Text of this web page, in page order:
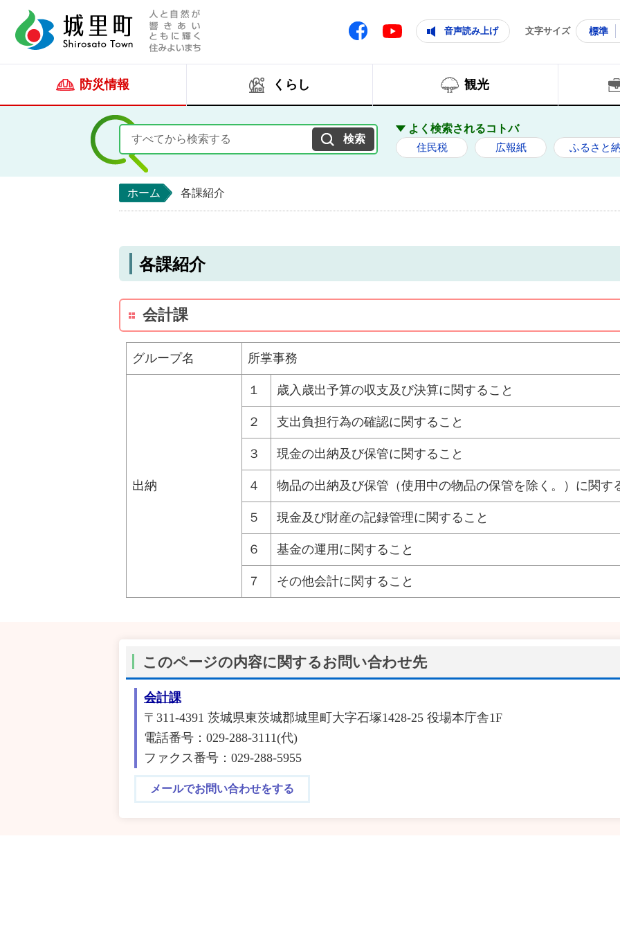
Facebook Youtube 音声読み上げ 文字サイズ 標準
防災情報 くらし 観光
よく検索されるコトバ
住民税 広報紙 ふるさと
ホーム 各課紹介
各課紹介
会計課
グループ名 所掌事務
出納
１ 歳入歳出予算の収支及び決算に関すること
２ 支出負担行為の確認に関すること
３ 現金の出納及び保管に関すること
４ 物品の出納及び保管（使用中の物品の保管を除く。）に関す
５ 現金及び財産の記録管理に関すること
６ 基金の運用に関すること
７ その他会計に関すること
このページの内容に関するお問い合わせ先
会計課
〒311-4391 茨城県東茨城郡城里町大字石塚1428-25 役場本庁舎1F
電話番号：029-288-3111(代)
ファクス番号：029-288-5955
メールでお問い合わせをする